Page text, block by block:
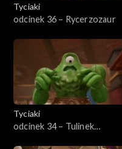
Tyciaki
odcinek 36 – Rycerzozaur
Tyciaki
odcinek 34 – Tulinek